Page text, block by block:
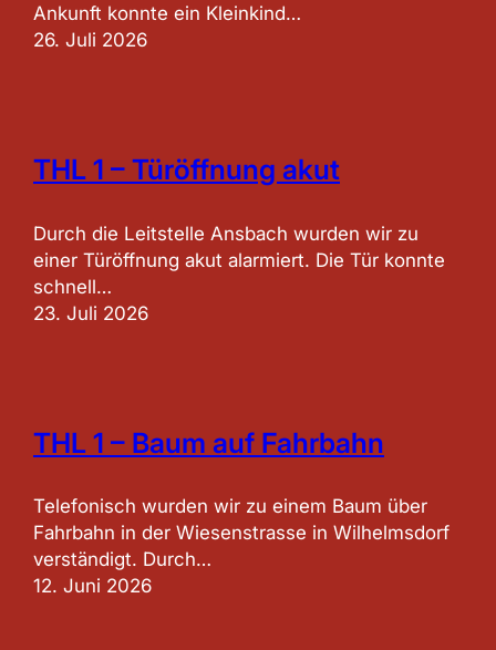
Ankunft konnte ein Kleinkind…
26. Juli 2026
THL 1 – Türöffnung akut
Durch die Leitstelle Ansbach wurden wir zu
einer Türöffnung akut alarmiert. Die Tür konnte
schnell…
23. Juli 2026
THL 1 – Baum auf Fahrbahn
Telefonisch wurden wir zu einem Baum über
Fahrbahn in der Wiesenstrasse in Wilhelmsdorf
verständigt. Durch…
12. Juni 2026